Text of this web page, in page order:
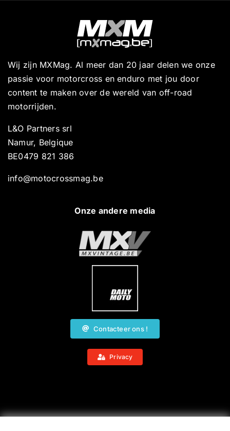
Wij zijn MXMag. Al meer dan 20 jaar delen we onze
passie voor motorcross en enduro met jou door
content te maken over de wereld van off-road
motorrijden.
L&O Partners srl
Namur, Belgique
BE0479 821 386
info@motocrossmag.be
Onze andere media
Contacteer ons !
Privacy